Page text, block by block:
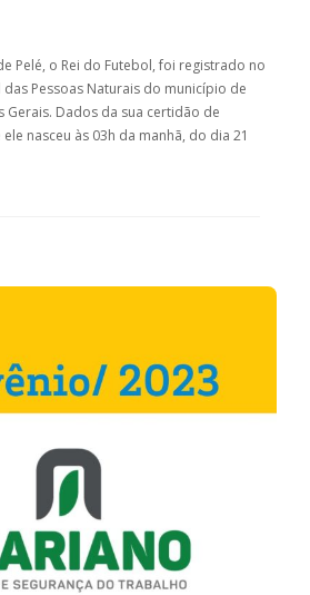
Pelé, o Rei do Futebol, foi registrado no
Pessoas Naturais do município de
Gerais. Dados da sua certidão de
nasceu às 03h da manhã, do dia 21